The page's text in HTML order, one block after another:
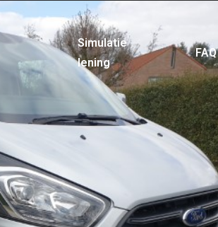
Simulatie
lening
FAQ